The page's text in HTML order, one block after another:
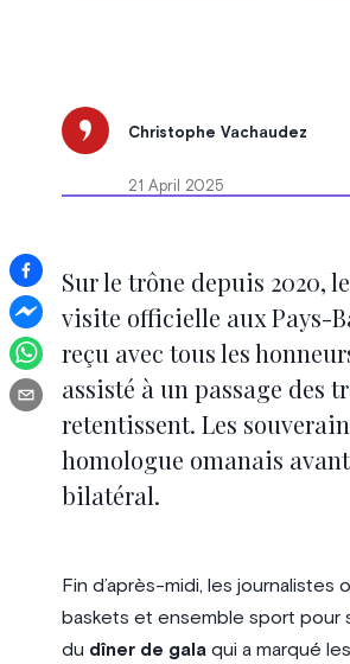
Christophe Vachaudez
21 April 2025
Sur le trône depuis 2020,
visite officielle aux Pays-
reçu avec tous les
assisté à un passage des
retentissent. Les
homologue omanais
bilatéral.
Fin d’après-midi, les journalistes
baskets et ensemble sport pour
du dîner de gala qui a marqué